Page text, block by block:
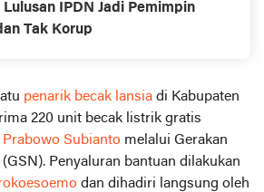
IPDN Jadi Pemimpin
Tak Korup
penarik becak lansia di Kabupaten
220 unit becak listrik gratis
Prabowo Subianto melalui Gerakan
Penyaluran bantuan dilakukan
dan dihadiri langsung oleh